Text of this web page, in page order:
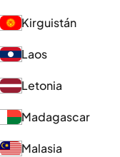
Kirguistán
Laos
Letonia
Madagascar
Malasia